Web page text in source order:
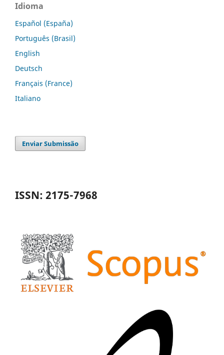
Idioma
Español (España)
Português (Brasil)
English
Deutsch
Français (France)
Italiano
Enviar Submissão
ISSN: 2175-7968